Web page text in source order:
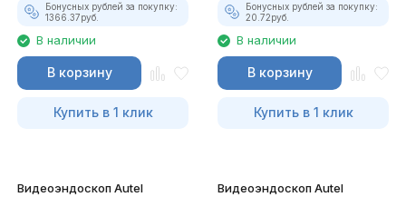
Бонусных рублей за покупку:
1366.37руб.
В наличии
В корзину
Купить в 1 клик
Бонусных рублей за покупку:
20.72руб.
В наличии
В корзину
Купить в 1 клик
Видеоэндоскоп Autel
Видеоэндоскоп Autel